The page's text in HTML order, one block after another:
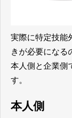
実際に特定技能
きが必要になる
本人側と企業側
す。
本人側